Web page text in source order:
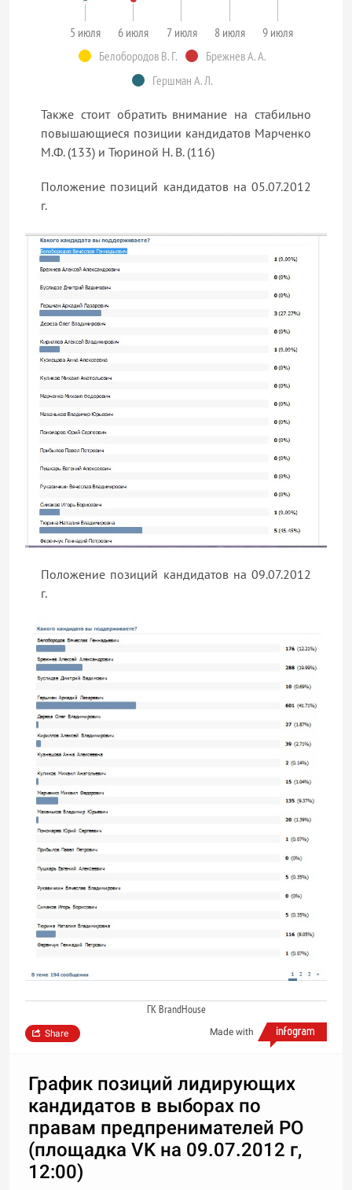
5 июля 6 июля 7 июля 8 июля
9 июля
Белобородов В. Г.
Брежнев А. А.
Гершман А. Л.
Также стоит обратить внимание на стабильно
повышающиеся позиции кандидатов Марченко
М.Ф. (133) и Тюриной Н. В. (116)
Положение позиций кандидатов на 05.07.2012
г.
Положение позиций кандидатов на 09.07.2012
г.
ГК BrandHouse
Made with
Share
График позиций лидирующих
кандидатов в выборах по
правам предпренимателей РО
(площадка VK на 09.07.2012 г,
12:00)